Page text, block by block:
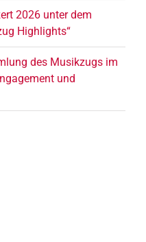
2026 unter dem
Highlights“
des Musikzugs im
und